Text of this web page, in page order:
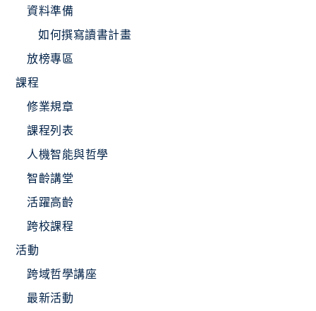
資料準備
如何撰寫讀書計畫
放榜專區
課程
修業規章
課程列表
人機智能與哲學
智齡講堂
活躍高齡
跨校課程
活動
跨域哲學講座
最新活動